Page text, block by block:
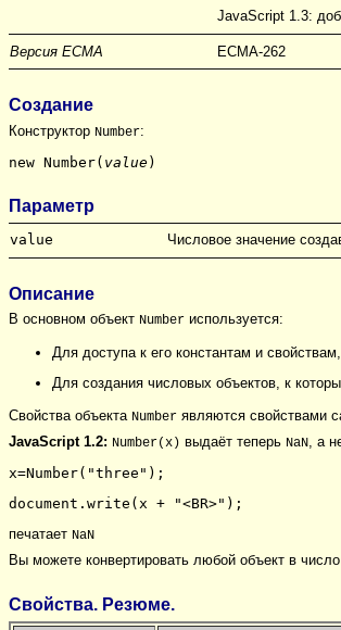
JavaScript 1.3:
Версия ECMA ECMA-262
Создание
Конструктор Number:
new Number( value)
Параметр
value Числовое значение
Описание
В основном объект Number используется:
Для доступа к его константам и
Для создания числовых объектов, к
Свойства объекта Number являются свойствами
JavaScript 1.2: Number(x) выдаёт теперь NaN , а
x=Number("three");
document.write(x + "<BR>");
печатает NaN
Вы можете конвертировать любой объект в
Свойства. Резюме.